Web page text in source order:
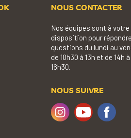
NOUS CONTACTER
Nos équipes sont à votre
disposition pour
questions du lundi au
de 10h30 à 13h et de 14h à
16h30.
NOUS SUIVRE